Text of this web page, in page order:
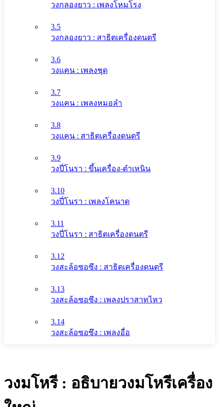
วงกลองยาว : เพลงโหมโรง
3.5
วงกลองยาว : สาธิตเครื่องดนตรี
3.6
วงแคน : เพลงชุด
3.7
วงแคน : เพลงหมอลำ
3.8
วงแคน : สาธิตเครื่องดนตรี
3.9
วงปี่โนรา : ขึ้นเครื่อง-ตำเหนิน
3.10
วงปี่โนรา : เพลงโคนาด
3.11
วงปี่โนรา : สาธิตเครื่องดนตรี
3.12
วงสะล้อซอซึง : สาธิตเครื่องดนตรี
3.13
วงสะล้อซอซึง : เพลงปราสาทไหว
3.14
วงสะล้อซอซึง : เพลงอื่อ
วงมโหรี : อธิบายวงมโหรีเครื่อง